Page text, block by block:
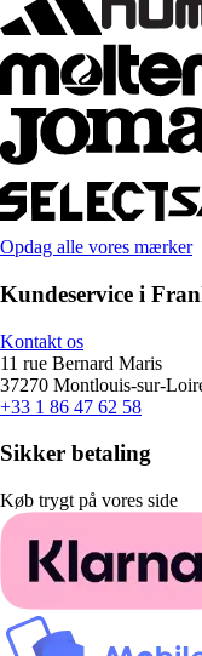
Opdag alle vores mærker
Kundeservice i
Kontakt os
11 rue Bernard Maris
37270 Montlouis-sur-
+33 1 86 47 62 58
Sikker betaling
Køb trygt på vores side